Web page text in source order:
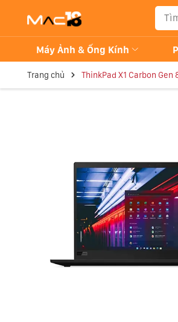
Máy Ảnh & Ống Kính
Trang chủ ThinkPad X1 Carbon Gen